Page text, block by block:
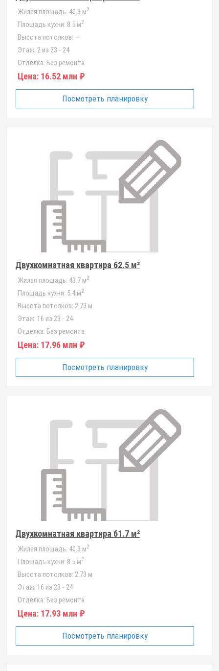
Жилая площадь: 40.3 м2
Площадь кухни: 8.5 м2
Высота потолков: —
Этаж: 2 из 23 - 24
Отделка: Без ремонта
Цена: 16.52 млн ₽
Посмотреть планировку
Двухкомнатная квартира 62.5 м²
Жилая площадь: 43.7 м2
Площадь кухни: 5.4 м2
Высота потолков: 2.73 м
Этаж: 16 из 23 - 24
Отделка: Без ремонта
Цена: 17.96 млн ₽
Посмотреть планировку
Двухкомнатная квартира 61.7 м²
Жилая площадь: 40.3 м2
Площадь кухни: 8.5 м2
Высота потолков: 2.73 м
Этаж: 16 из 23 - 24
Отделка: Без ремонта
Цена: 17.93 млн ₽
Посмотреть планировку